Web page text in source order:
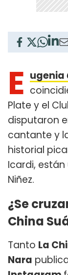
E ugenia
Plate y el
disputaron
cantante y
historial
Icardi,
Niñez.
¿Se
China
Tanto La
Nara